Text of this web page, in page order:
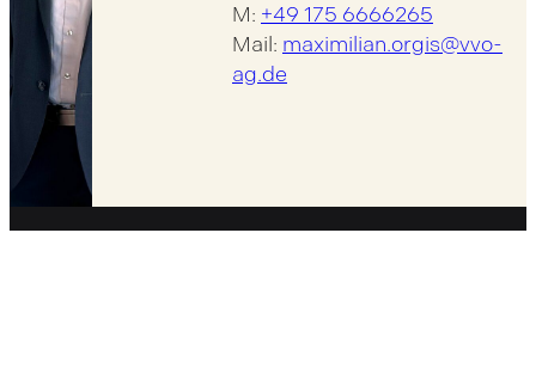
M: +49 175 6666265
Mail: maximilian.orgis@vvo-
ag.de